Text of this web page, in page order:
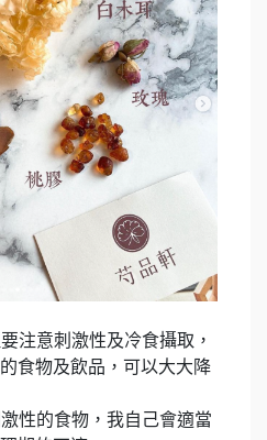
注意刺激性及冷食攝取，
食物及飲品，可以大大降
性的食物，我自己會適當